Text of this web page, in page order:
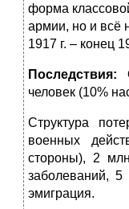
форма
армии, но и всё
1917 г. – конец
Последствия:
человек (10%
Структура
военных
стороны), 2
заболеваний,
эмиграция.